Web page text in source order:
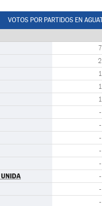
VOTOS POR PARTIDOS EN
7
2
1
1
1
-
-
-
-
-
-
-
-